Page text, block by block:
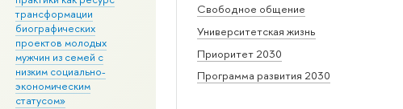
Свободное общение
Университетская жизнь
Приоритет 2030
Программа развития 2030
трансформации
биографических
проектов молодых
мужчин из семей с
низким социально-
экономическим
статусом»